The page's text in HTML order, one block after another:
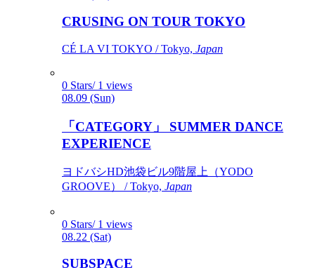
CRUSING ON TOUR TOKYO
CÉ LA VI TOKYO / Tokyo, Japan
0 Stars/ 1 views
08.09 (Sun)
「CATEGORY」 SUMMER DANCE
EXPERIENCE
ヨドバシHD池袋ビル9階屋上（YODO
GROOVE） / Tokyo, Japan
0 Stars/ 1 views
08.22 (Sat)
SUBSPACE